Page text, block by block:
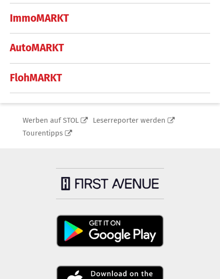
ImmoMARKT
AutoMARKT
FlohMARKT
Werben auf STOL
Leserreporter werden
Tourentipps